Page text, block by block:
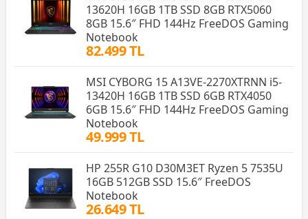
13620H 16GB 1TB SSD 8GB RTX5060
8GB 15.6″ FHD 144Hz FreeDOS Gaming
Notebook
82.499 TL
MSI CYBORG 15 A13VE-2270XTRNN i5-
13420H 16GB 1TB SSD 6GB RTX4050
6GB 15.6″ FHD 144Hz FreeDOS Gaming
Notebook
49.999 TL
HP 255R G10 D30M3ET Ryzen 5 7535U
16GB 512GB SSD 15.6″ FreeDOS
Notebook
26.649 TL